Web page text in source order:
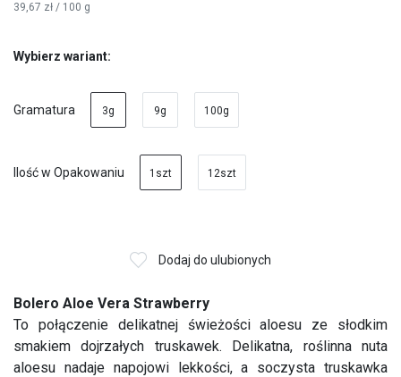
39,67 zł / 100 g
Wybierz wariant:
Gramatura 3g 9g 100g
Ilość w Opakowaniu 1szt 12szt
Dodaj do ulubionych
Bolero Aloe Vera Strawberry
To połączenie delikatnej świeżości aloesu ze słodkim
smakiem dojrzałych truskawek. Delikatna, roślinna nuta
aloesu nadaje napojowi lekkości, a soczysta truskawka